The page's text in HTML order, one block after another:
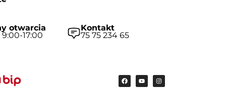
otwarcia
17:00
Kontakt
75 75 234 65